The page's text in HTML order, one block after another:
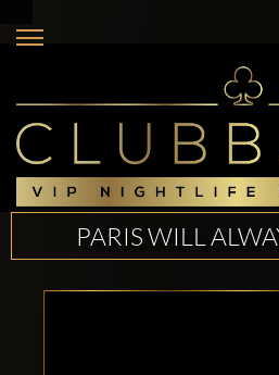
PARIS WILL